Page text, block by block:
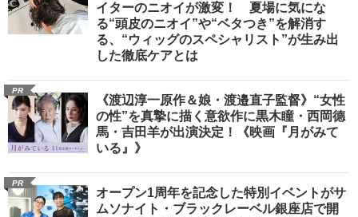
イターのニオイが激変！ 夏場に気にな
る“頭皮のニオイ”や“ベタつき”を解消す
る、“ウィッグのスペシャリスト”が生み出
した徹底ケアとは
PR
《渡辺淳一原作＆娘・渡邉直子監督》“女性
の性”を真摯に描く意欲作に黒木瞳・西岡德
馬・吉田羊が出演決定！《映画『月がみて
いる』》
PR
オープン1周年を記念した特別イベントがサ
ムソナイト・ブラックレーベル銀座店で開